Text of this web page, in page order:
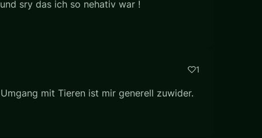
sry das ich so nehativ war !
1
mit Tieren ist mir generell zuwider.